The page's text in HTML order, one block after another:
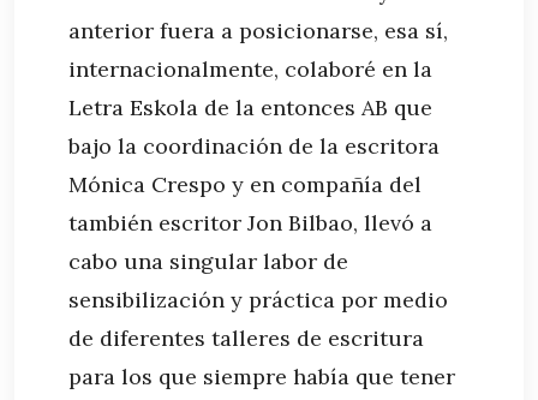
anterior fuera a posicionarse, esa sí,
internacionalmente, colaboré en la
Letra Eskola de la entonces AB que
bajo la coordinación de la escritora
Mónica Crespo y en compañía del
también escritor Jon Bilbao, llevó a
cabo una singular labor de
sensibilización y práctica por medio
de diferentes talleres de escritura
para los que siempre había que tener